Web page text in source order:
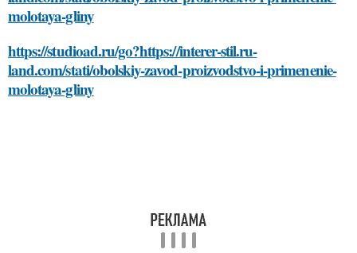
molotaya-gliny
https://studioad.ru/go?https://interer-stil.ru-
land.com/stati/obolskiy-zavod-proizvodstvo-i-primenenie-
molotaya-gliny